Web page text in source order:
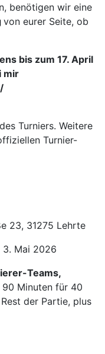
benötigen wir eine
von eurer Seite, ob
bis zum 17. April
mir
/
Turniers. Weitere
Turnier-
23, 31275 Lehrte
3. Mai 2026
Teams,
90 Minuten für 40
der Partie, plus